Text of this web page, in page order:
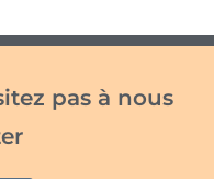
pas à nous